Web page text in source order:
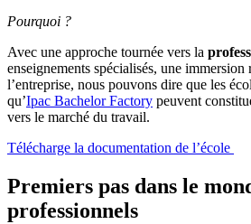
Pourquoi ?
Avec une approche tournée vers la
enseignements spécialisés, une
l’entreprise, nous pouvons dire que les
qu’Ipac Bachelor Factory peuvent
vers le marché du travail.
Télécharge la documentation de l’école
Premiers pas dans le
professionnels